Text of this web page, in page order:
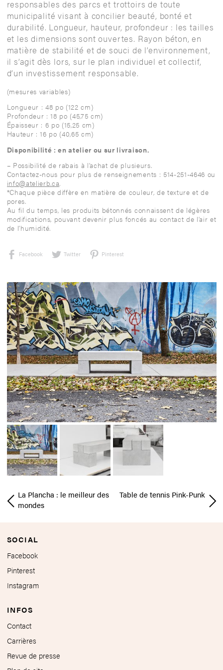
La Plancha : le meilleur des
mondes
responsables des parcs et trottoirs de toute
municipalité visant à concilier beauté, bonté et
durabilité. Longueur, hauteur, profondeur : les tailles
et les dimensions sont ouvertes. Rayon béton, en
matière de stabilité et de souci de l’environnement,
il s’agit dès lors, sur le plan individuel et collectif,
d’un investissement responsable.
(mesures variables)
Longueur : 48 po (122 cm)
Profondeur : 18 po (45,75 cm)
Épaisseur : 6 po (15,25 cm)
Hauteur : 16 po (40,65 cm)
Disponibilité : en atelier ou sur livraison.
– Possibilité de rabais à l’achat de plusieurs.
Contactez-nous pour plus de renseignements : 514-251-4646 ou
info@atelierb.ca.
*Chaque pièce diffère en matière de couleur, de texture et de
pores.
Au fil du temps, les produits bétonnés connaissent de légères
modifications, pouvant devenir plus foncés au contact de l’air et
de l’humidité.
Facebook Twitter Pinterest
Table de tennis Pink-Punk
SOCIAL
Facebook
Pinterest
Instagram
INFOS
Contact
Carrières
Revue de presse